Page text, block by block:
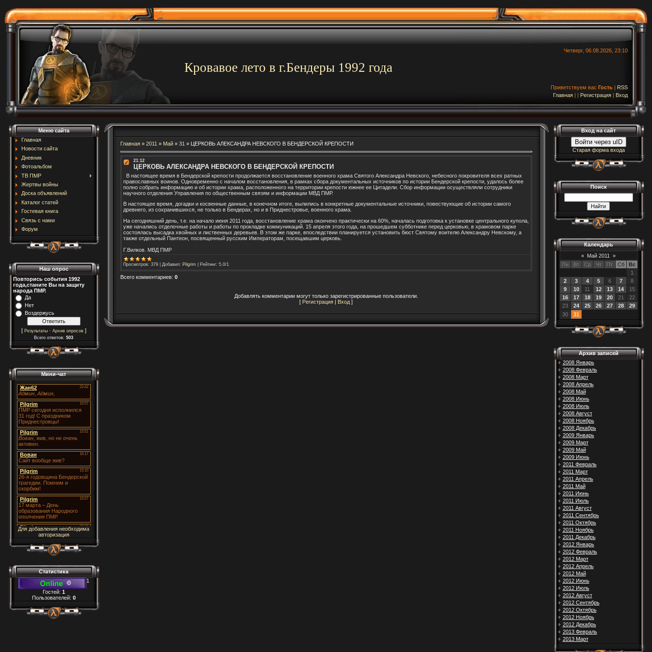
Четверг, 06.08.2026, 23:10
Кровавое лето в г.Бендеры 1992 года
Приветствуем вас Гость | RSS
Главная | | Регистрация | Вход
Меню сайта
Главная
Новости сайта
Дневник
Фотоальбом
ТВ ПМР
Жертвы войны
Доска объявлений
Каталог статей
Гостевая книга
Связь с нами
Форум
Наш опрос
Повторись события 1992
года,станите Вы на защиту
народа ПМР.
Да
Нет
Воздержусь
[ Результаты· Архив опросов]
Всего ответов: 503
Мини-чат
Для добавления необходима
авторизация
Статистика
1
Гостей: 1
Пользователей: 0
Главная » 2011 » Май » 31 » ЦЕРКОВЬ АЛЕКСАНДРА НЕВСКОГО В БЕНДЕРСКОЙ КРЕПОСТИ
21:12
ЦЕРКОВЬ АЛЕКСАНДРА НЕВСКОГО В БЕНДЕРСКОЙ КРЕПОСТИ
В настоящее время в Бендерской крепости продолжается восстановление военного храма Святого Александра Невского, небесного покровителя всех ратных
православных воинов. Одновременно с началом восстановления, в рамках сбора документальных источников по истории Бендерской крепости, удалось более
полно собрать информацию и об истории храма, расположенного на территории крепости южнее ее Цитадели. Сбор информации осуществляли сотрудники
научного отделения Управления по общественным связям и информации МВД ПМР.
В настоящее время, догадки и косвенные данные, в конечном итоге, вылились в конкретные документальные источники, повествующие об истории самого
древнего, из сохранившихся, не только в Бендерах, но и в Приднестровье, военного храма.
На сегодняшний день, т.е. на начало июня 2011 года, восстановление храма окончено практически на 60%, началась подготовка к установке центрального купола,
уже начались отделочные работы и работы по прокладке коммуникаций. 15 апреля этого года, на прошедшем субботнике перед церковью, в храмовом парке
состоялась высадка хвойных и лиственных деревьев. В этом же парке, впоследствии планируется установить бюст Святому воителю Александру Невскому, а
также отдельный Пантеон, посвященный русским Императорам, посещавшим церковь.
Г.Вилков. МВД ПМР
Просмотров: 379| Добавил: Pilgrim Рейтинг: 5.0/1
Всего комментариев: 0
Добавлять комментарии могут только зарегистрированные пользователи.
[ Регистрация | Вход ]
Вход на сайт
Войти через uID
Старая форма входа
Поиск
Календарь
« Май 2011
»
Пн
Вт Ср Чт Пт Сб
Вс
1
2
3 4 5 6 7
8
9
10 11 12 13 14
15
16
17 18 19 20 21
22
23
24 25 26 27 28
29
30
31
Архив записей
2008 Январь
2008 Февраль
2008 Март
2008 Апрель
2008 Май
2008 Июнь
2008 Июль
2008 Август
2008 Ноябрь
2008 Декабрь
2009 Январь
2009 Март
2009 Май
2009 Июнь
2011 Февраль
2011 Март
2011 Апрель
2011 Май
2011 Июнь
2011 Июль
2011 Август
2011 Сентябрь
2011 Октябрь
2011 Ноябрь
2011 Декабрь
2012 Январь
2012 Февраль
2012 Март
2012 Апрель
2012 Май
2012 Июнь
2012 Июль
2012 Август
2012 Сентябрь
2012 Октябрь
2012 Ноябрь
2012 Декабрь
2013 Февраль
2013 Март